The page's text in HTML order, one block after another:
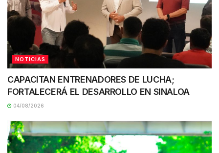
NOTICIAS
CAPACITAN ENTRENADORES DE LUCHA;
FORTALECERÁ EL DESARROLLO EN SINALOA
04/08/2026